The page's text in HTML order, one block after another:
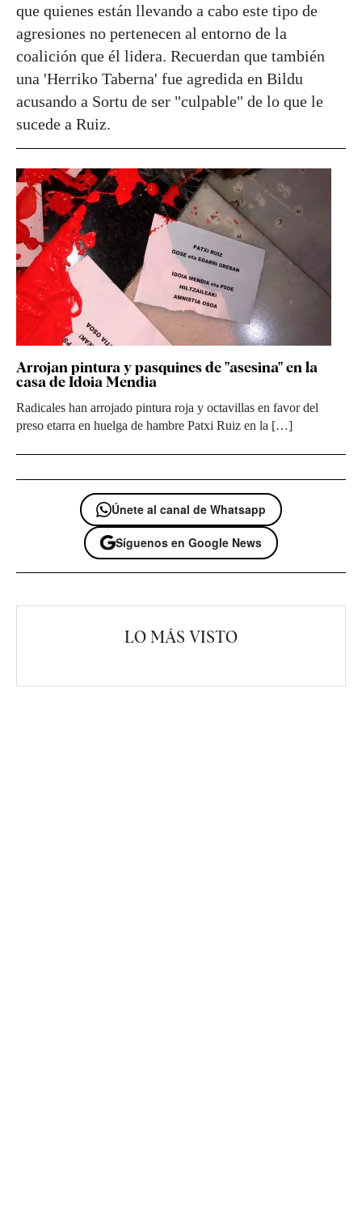
que quienes están llevando a cabo este tipo de
agresiones no pertenecen al entorno de la
coalición que él lidera. Recuerdan que también
una 'Herriko Taberna' fue agredida en Bildu
acusando a Sortu de ser "culpable" de lo que le
sucede a Ruiz.
Arrojan pintura y pasquines de "asesina" en la
casa de Idoia Mendia
Radicales han arrojado pintura roja y octavillas en favor del
preso etarra en huelga de hambre Patxi Ruiz en la […]
Únete al canal de Whatsapp
Síguenos en Google News
LO MÁS VISTO